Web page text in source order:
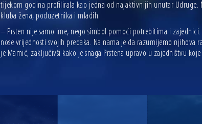
tijekom godina profilirala kao jedna od najaktivnijih unutar Udruge.
kluba žena, poduzetnika i mladih.
– Prsten nije samo ime, nego simbol pomoći potrebitima i
nose vrijednosti svojih predaka. Na nama je da razumijemo
je Mamić, zaključivši kako je snaga Prstena upravo u zajedništvu